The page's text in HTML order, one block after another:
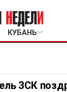
КУБАНЬ﹀
ЗСК